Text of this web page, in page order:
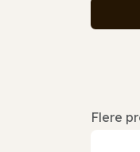
Flere